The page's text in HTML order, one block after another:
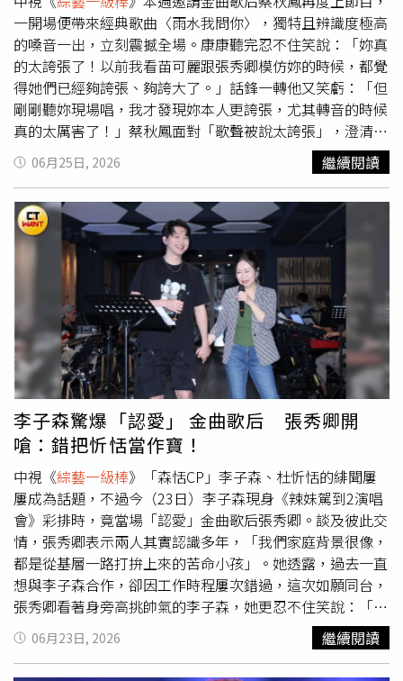
當年的超高人氣。《綜藝一級棒》每週六晚間8點於中視頻
道播出，每週日晚間8點於中天娛樂台播出。
一開場便帶來經典歌曲〈雨水我問你〉，獨特且辨識度極高
的嗓音一出，立刻震撼全場。康康聽完忍不住笑說：「妳真
的太誇張了！以前我看苗可麗跟張秀卿模仿妳的時候，都覺
得她們已經夠誇張、夠誇大了。」話鋒一轉他又笑虧：「但
剛剛聽妳現場唱，我才發現妳本人更誇張，尤其轉音的時候
真的太厲害了！」蔡秋鳳面對「歌聲被說太誇張」，澄清自
己的唱腔是來自發聲時的「共鳴」運用，也是多年累積出的
招牌演唱特色。講評時，蔡秋鳳特別點名稱讚吳申梅的演
出，「她是香港人，台語還唱得這麼好！」此話一出，全場
瞬間笑成一團，大家連忙澄清，吳申梅不是香港人，而是嫁
給香港人，本身是台灣人。一旁康康也打趣接話：「有的人
天生就有喜感，她（指蔡秋鳳）很認真結果很好笑」。節目
最後情緒再掀一波高潮，許志豪、吳俊宏詮釋〈媽媽的皺
紋〉，陳隨意、李子森演唱〈不曾說愛你〉，以及陳怡婷、
朱海君深情唱出〈多情多怨嘆〉，接連親情系歌曲鋪陳下，
讓蔡秋鳳情緒潰堤、眼眶泛紅，她坦言自己本來就很容易被
親情相關的歌曲觸動，「尤其是聽到跟媽媽有關的歌，真的
會特別有感，這樣連續安排真的很容易掉眼淚。」《綜藝一
級棒》每週六晚間8點中視頻道、每週日晚間8點中天娛樂台
播出。
06月25日, 2026 繼續閱讀
李子森驚爆「認愛」 金曲歌后 張秀卿開
嗆：錯把忻恬當作寶！
中視《綜藝一級棒》「森恬CP」李子森、杜忻恬的緋聞屢
屢成為話題，不過今（23日）李子森現身《辣妹駕到2演唱
會》彩排時，竟當場「認愛」金曲歌后張秀卿。談及彼此交
情，張秀卿表示兩人其實認識多年，「我們家庭背景很像，
都是從基層一路打拚上來的苦命小孩」。她透露，過去一直
想與李子森合作，卻因工作時程屢次錯過，這次如願同台，
張秀卿看著身旁高挑帥氣的李子森，她更忍不住笑說：「大
家也知道我的個性，我們兩個人在台上一定會爆出非常燦爛
的煙火。」活動現場被問到杜忻恬是否會現身支持時，李子
06月23日, 2026 繼續閱讀